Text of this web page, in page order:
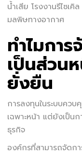
น้ำเสีย โรงงานรีไซเ
มลพิษทางอากาศ
ทำไมกา
เป็นส่วน
ยั่งยืน
การลงทุนในระบบคว
เฉพาะหน้า แต่ยังเป็น
ธุรกิจ
องค์กรที่สามารถจัดก